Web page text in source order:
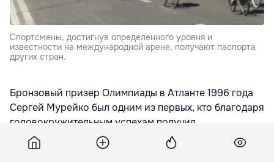
Спортсмены, достигнув определенного уровня и
известности на международной арене, получают паспорта
других стран.
Бронзовый призер Олимпиады в Атланте 1996 года
Сергей Мурейко был одним из первых, кто благодаря
головокружительным успехам получил
предложение, от которого не смог отказаться, и стал
гражданином другой страны.